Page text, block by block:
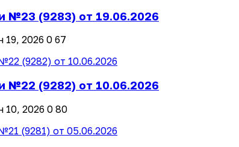
№23 (9283) от 19.06.2026
19, 2026 0 67
№22 (9282) от 10.06.2026
10, 2026 0 80